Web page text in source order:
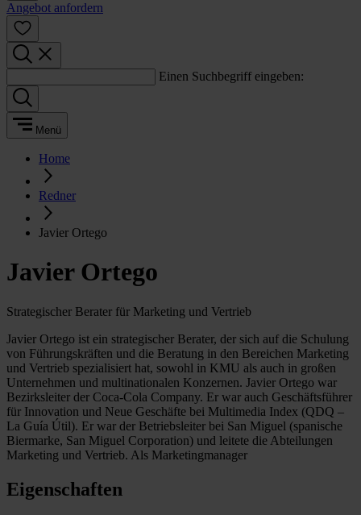
Angebot anfordern
Einen Suchbegriff eingeben:
Menü
Home
Redner
Javier Ortego
Javier Ortego
Strategischer Berater für Marketing und Vertrieb
Javier Ortego ist ein strategischer Berater, der sich auf die Schulung
von Führungskräften und die Beratung in den Bereichen Marketing
und Vertrieb spezialisiert hat, sowohl in KMU als auch in großen
Unternehmen und multinationalen Konzernen. Javier Ortego war
Bezirksleiter der Coca-Cola Company. Er war auch Geschäftsführer
für Innovation und Neue Geschäfte bei Multimedia Index (QDQ –
La Guía Útil). Er war der Betriebsleiter bei San Miguel (spanische
Biermarke, San Miguel Corporation) und leitete die Abteilungen
Marketing und Vertrieb. Als Marketingmanager
Eigenschaften